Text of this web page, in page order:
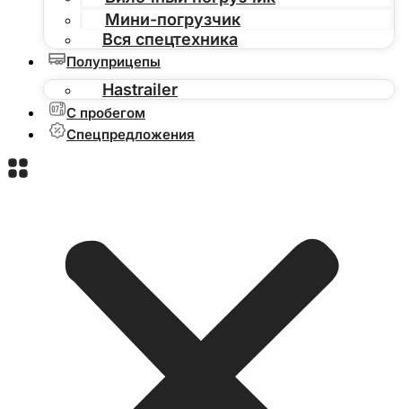
Мини-погрузчик
Вся спецтехника
Полуприцепы
Hastrailer
С пробегом
Спецпредложения